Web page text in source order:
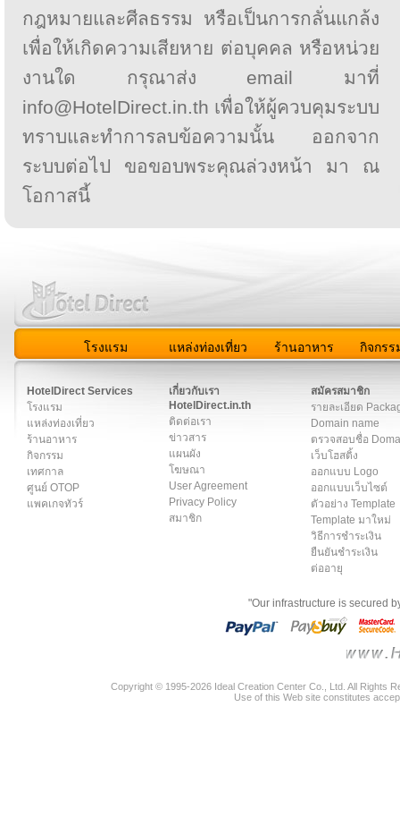
กฎหมายและศีลธรรม หรือเป็นการกลั่นแกล้ง
เพื่อให้เกิดความเสียหาย ต่อบุคคล หรือหน่วย
งานใด กรุณาส่ง email มาที่
info@HotelDirect.in.th เพื่อให้ผู้ควบคุมระบบ
ทราบและทำการลบข้อความนั้น ออกจาก
ระบบต่อไป ขอขอบพระคุณล่วงหน้า มา ณ
โอกาสนี้
โรงแรม แหล่งท่องเที่ยว ร้านอาหาร กิจกรร
HotelDirect Services
โรงแรม
แหล่งท่องเที่ยว
ร้านอาหาร
กิจกรรม
เทศกาล
ศูนย์ OTOP
แพคเกจทัวร์
เกี่ยวกับเรา
HotelDirect.in.th
ติดต่อเรา
ข่าวสาร
แผนผัง
โฆษณา
User Agreement
Privacy Policy
สมาชิก
สมัครสมาชิก
รายละเอียด
Domain name
ตรวจสอบชื่อ
เว็บโฮสติ้ง
ออกแบบ Logo
ออกแบบเว็บไซต์
ตัวอย่าง Template
Template มาใหม่
วิธีการชำระเงิน
ยืนยันชำระเงิน
ต่ออายุ
"Our infrastructure is secured
Copyright © 1995-2026 Ideal Creation Center Co., Ltd. All Rights
Use of this Web site constitutes